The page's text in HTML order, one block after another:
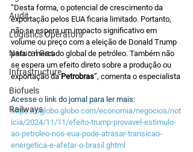
Audit
Logistics Operators
Natural Gas
Infrastructure
Biofuels
Railways
“Desta forma, o potencial de crescimento da
exportação pelos EUA ficaria limitado. Portanto,
não se espera um impacto significativo em
volume ou preço com a eleição de Donald Trump
para o mercado global de petróleo. Também não
se espera um efeito direto sobre a produção ou
exportação da Petrobras”, comenta o especialista
Acesse o link do jornal para ler mais:
https://oglobo.globo.com/economia/negocios/not
icia/2024/11/11/efeito-trump-provavel-estimulo-
ao-petroleo-nos-eua-pode-atrasar-transicao-
energetica-e-afetar-o-brasil.ghtml